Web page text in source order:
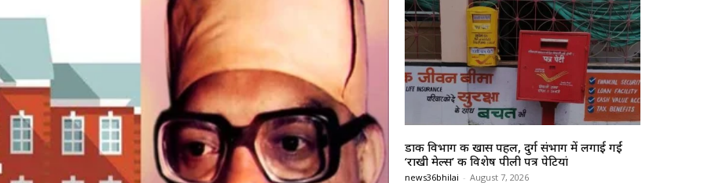
डाक विभाग की खास पहल, दुर्ग संभाग में लगाई गईं
‘राखी मेल्स’ की विशेष पीली पत्र पेटियां
news36bhilai - August 7, 2026